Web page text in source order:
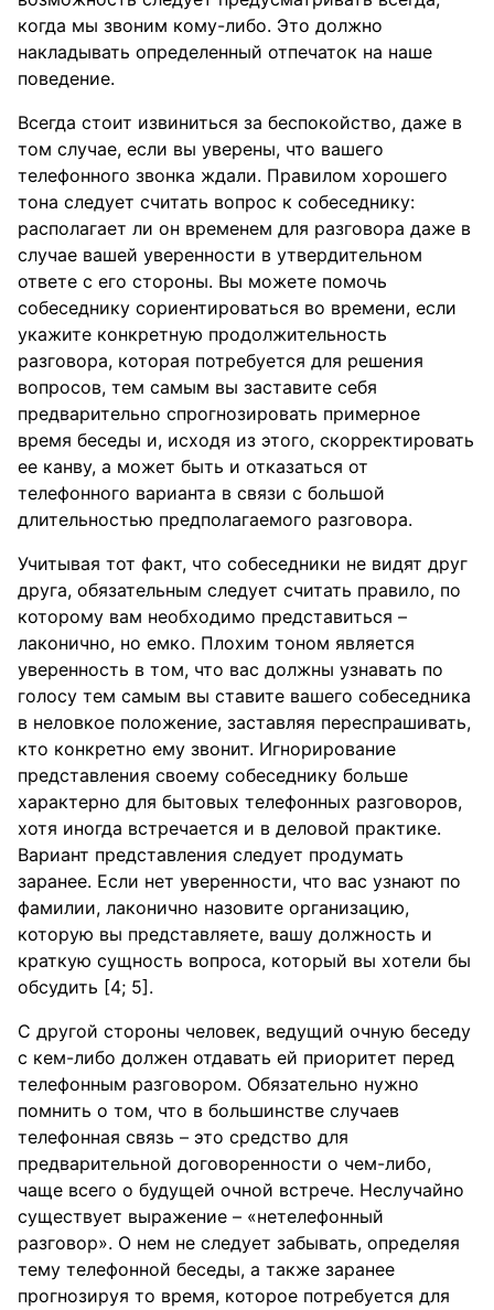
когда мы звоним кому-либо. Это должно
накладывать определенный отпечаток на наше
поведение.
Всегда стоит извиниться за беспокойство, даже в
том случае, если вы уверены, что вашего
телефонного звонка ждали. Правилом хорошего
тона следует считать вопрос к собеседнику:
располагает ли он временем для разговора даже в
случае вашей уверенности в утвердительном
ответе с его стороны. Вы можете помочь
собеседнику сориентироваться во времени, если
укажите конкретную продолжительность
разговора, которая потребуется для решения
вопросов, тем самым вы заставите себя
предварительно спрогнозировать примерное
время беседы и, исходя из этого, скорректировать
ее канву, а может быть и отказаться от
телефонного варианта в связи с большой
длительностью предполагаемого разговора.
Учитывая тот факт, что собеседники не видят друг
друга, обязательным следует считать правило, по
которому вам необходимо представиться –
лаконично, но емко. Плохим тоном является
уверенность в том, что вас должны узнавать по
голосу тем самым вы ставите вашего собеседника
в неловкое положение, заставляя переспрашивать,
кто конкретно ему звонит. Игнорирование
представления своему собеседнику больше
характерно для бытовых телефонных разговоров,
хотя иногда встречается и в деловой практике.
Вариант представления следует продумать
заранее. Если нет уверенности, что вас узнают по
фамилии, лаконично назовите организацию,
которую вы представляете, вашу должность и
краткую сущность вопроса, который вы хотели бы
обсудить [4; 5].
С другой стороны человек, ведущий очную беседу
с кем-либо должен отдавать ей приоритет перед
телефонным разговором. Обязательно нужно
помнить о том, что в большинстве случаев
телефонная связь – это средство для
предварительной договоренности о чем-либо,
чаще всего о будущей очной встрече. Неслучайно
существует выражение – «нетелефонный
разговор». О нем не следует забывать, определяя
тему телефонной беседы, а также заранее
прогнозируя то время, которое потребуется для